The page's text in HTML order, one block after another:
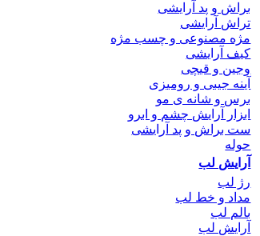
براش و پد آرایشی
تراش آرایشی
مژه مصنوعی و چسب مژه
کیف آرایشی
وجین و قیچی
آینه جیبی و رومیزی
برس و شانه ی مو
ابزار آرایش چشم و ابرو
ست براش و پد آرایشی
حوله
آرایش لب
رژ لب
مداد و خط لب
بالم لب
آرایش لب